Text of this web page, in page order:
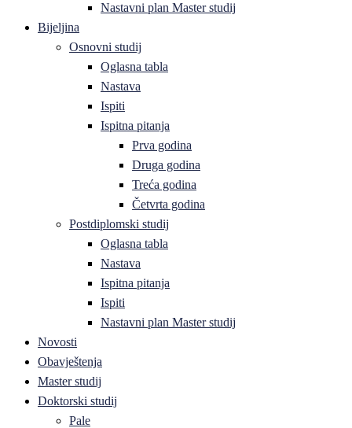
Nastavni plan Master studij
Bijeljina
Osnovni studij
Oglasna tabla
Nastava
Ispiti
Ispitna pitanja
Prva godina
Druga godina
Treća godina
Četvrta godina
Postdiplomski studij
Oglasna tabla
Nastava
Ispitna pitanja
Ispiti
Nastavni plan Master studij
Novosti
Obavještenja
Master studij
Doktorski studij
Pale